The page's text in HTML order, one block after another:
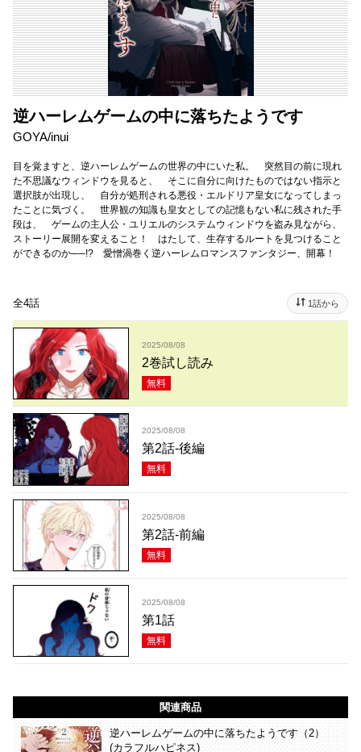
逆ハーレムゲームの中に落ちたようです
GOYA/inui
目を覚ますと、逆ハーレムゲームの世界の中にいた私。 突然目の前に現れ
た不思議なウィンドウを見ると、 そこに自分に向けたものではない指示と
選択肢が出現し、 自分が処刑される悪役・エルドリア皇女になってしまっ
たことに気づく。 世界観の知識も皇女としての記憶もない私に残された手
段は、 ゲームの主人公・ユリエルのシステムウィンドウを盗み見ながら、
ストーリー展開を変えること！ はたして、生存するルートを見つけること
ができるのか──!? 愛憎渦巻く逆ハーレムロマンスファンタジー、開幕！
全4話 1話から
2025/08/08
2巻試し読み
無料
2025/08/08
第2話-後編
無料
2025/08/08
第2話-前編
無料
2025/08/08
第1話
無料
関連商品
逆ハーレムゲームの中に落ちたようです（2）
(カラフルハピネス)